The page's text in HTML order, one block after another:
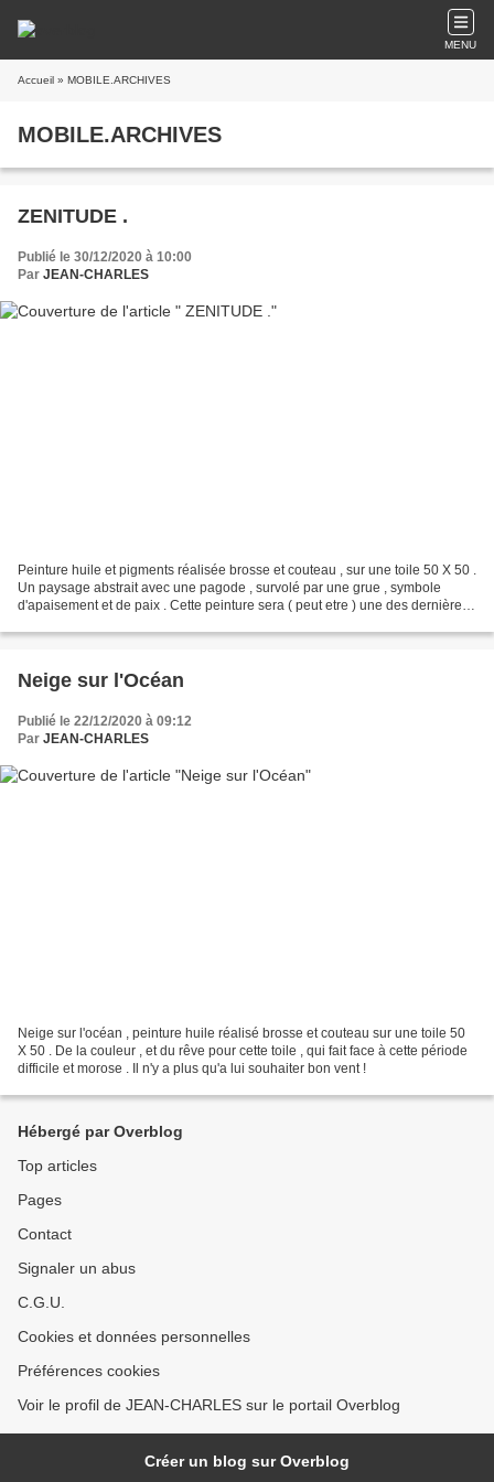
MENU
Accueil » MOBILE.ARCHIVES
MOBILE.ARCHIVES
ZENITUDE .
Publié le 30/12/2020 à 10:00
Par JEAN-CHARLES
Peinture huile et pigments réalisée brosse et couteau , sur une toile 50 X 50 .
Un paysage abstrait avec une pagode , survolé par une grue , symbole
d'apaisement et de paix . Cette peinture sera ( peut etre ) une des dernières
Neige sur l'Océan
Publié le 22/12/2020 à 09:12
Par JEAN-CHARLES
Neige sur l'océan , peinture huile réalisé brosse et couteau sur une toile 50
X 50 . De la couleur , et du rêve pour cette toile , qui fait face à cette période
difficile et morose . Il n'y a plus qu'a lui souhaiter bon vent !
Hébergé par Overblog
Top articles
Pages
Contact
Signaler un abus
C.G.U.
Cookies et données personnelles
Préférences cookies
Voir le profil de JEAN-CHARLES sur le portail Overblog
Créer un blog sur Overblog